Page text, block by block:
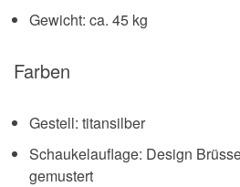
Gewicht: ca. 45 kg
Farben
Gestell: titansilber
Schaukelauflage: Design
gemustert